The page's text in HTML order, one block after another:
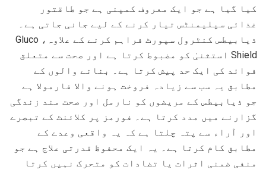
کیا گیا ہے جو ایک معروف کمپنی ہے جو طاقتور
غذائی سپلیمنٹس تیار کرنے کے لیے جانی جاتی ہے۔
ذیابیطس کنٹرول سپورٹ فراہم کرنے کے علاوہ، Gluco
Shield استثنیٰ کو مضبوط کرتا ہے اور صحت سے متعلق
فوائد کی ایک حد پیش کرتا ہے۔ بنانے والوں کے
مطابق یہ سب سے زیادہ فروخت ہونے والا فارمولا ہے
جو ذیابیطس کے مریضوں کو نارمل اور صحت مند زندگی
گزارنے میں مدد کرتا ہے۔ فورمز پر کلائنٹ کے تبصرے
اور آراء سے پتہ چلتا ہے کہ یہ واقعی وعدے کے
مطابق کام کرتا ہے۔ یہ ایک محفوظ قدرتی علاج ہے جو
منفی ضمنی اثرات یا تضادات کو متحرک نہیں کرتا